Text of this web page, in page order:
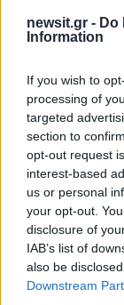
newsit.gr - Do
Information
If you wish to
processing of
targeted
section to
opt-out request
interest-based
us or personal
your opt-out.
disclosure of
IAB’s list of
also be
Downstream
φορτιστή.
01:30
η Άλμπα.
τηλέφωνο.
Την άκουσα
γιο και θα
γραμμής
να έρθει στο
Τη ρώτησα